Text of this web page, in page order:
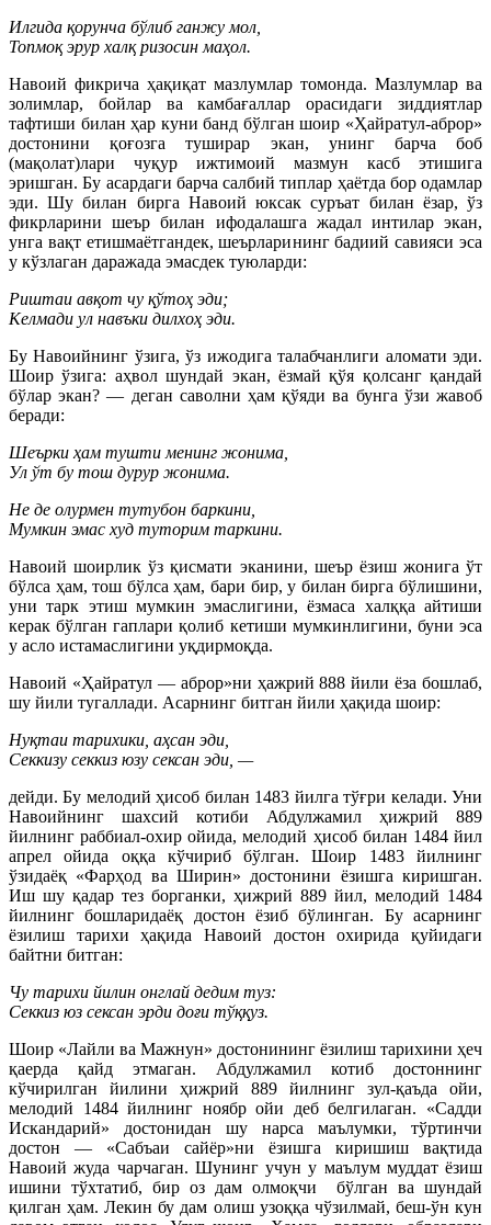
Илгида қорунча бўлиб ганжу мол,
Топмоқ эрур халқ ризосин маҳол.
Навоий фикрича ҳақиқат мазлумлар томонда. Мазлумлар ва
золимлар, бойлар ва камбағаллар орасидаги зиддиятлар
тафтиши билан ҳар куни банд бўлган шоир «Ҳайратул-аброр»
достонини қоғозга туширар экан, унинг барча боб
(мақолат)лари чуқур ижтимоий мазмун касб этишига
эришган. Бу асардаги барча салбий типлар ҳаётда бор одамлар
эди. Шу билан бирга Навоий юксак суръат билан ёзар, ўз
фикрларини шеър билан ифодалашга жадал интилар экан,
унга вақт етишмаётгандек, шеърларининг бадиий савияси эса
у кўзлаган даражада эмасдек туюларди:
Риштаи авқот чу қўтоҳ эди;
Келмади ул навъки дилхоҳ эди.
Бу Навоийнинг ўзига, ўз ижодига талабчанлиги аломати эди.
Шоир ўзига: аҳвол шундай экан, ёзмай қўя қолсанг қандай
бўлар экан? — деган саволни ҳам қўяди ва бунга ўзи жавоб
беради:
Шеърки ҳам тушти менинг жонима,
Ул ўт бу тош дурур жонима.
Не де олурмен тутубон баркини,
Мумкин эмас худ туторим таркини.
Навоий шоирлик ўз қисмати эканини, шеър ёзиш жонига ўт
бўлса ҳам, тош бўлса ҳам, бари бир, у билан бирга бўлишини,
уни тарк этиш мумкин эмаслигини, ёзмаса халққа айтиши
керак бўлган гаплари қолиб кетиши мумкинлигини, буни эса
у асло истамаслигини уқдирмоқда.
Навоий «Ҳайратул — аброр»ни ҳажрий 888 йили ёза бошлаб,
шу йили тугаллади. Асарнинг битган йили ҳақида шоир:
Нуқтаи тарихики, аҳсан эди,
Секкизу секкиз юзу сексан эди, —
дейди. Бу мелодий ҳисоб билан 1483 йилга тўғри келади. Уни
Навоийнинг шахсий котиби Абдулжамил ҳижрий 889
йилнинг раббиал-охир ойида, мелодий ҳисоб билан 1484 йил
апрел ойида оққа кўчириб бўлган. Шоир 1483 йилнинг
ўзидаёқ «Фарҳод ва Ширин» достонини ёзишга киришган.
Иш шу қадар тез борганки, ҳижрий 889 йил, мелодий 1484
йилнинг бошларидаёқ достон ёзиб бўлинган. Бу асарнинг
ёзилиш тарихи ҳақида Навоий достон охирида қуйидаги
байтни битган:
Чу тарихи йилин онглай дедим туз:
Секкиз юз сексан эрди доғи тўққуз.
Шоир «Лайли ва Мажнун» достонининг ёзилиш тарихини ҳеч
қаерда қайд этмаган. Абдулжамил котиб достоннинг
кўчирилган йилини ҳижрий 889 йилнинг зул-қаъда ойи,
мелодий 1484 йилнинг ноябр ойи деб белгилаган. «Садди
Искандарий» достонидан шу нарса маълумки, тўртинчи
достон — «Сабъаи сайёр»ни ёзишга киришиш вақтида
Навоий жуда чарчаган. Шунинг учун у маълум муддат ёзиш
ишини тўхтатиб, бир оз дам олмоқчи бўлган ва шундай
қилган ҳам. Лекин бу дам олиш узоққа чўзилмай, беш-ўн кун